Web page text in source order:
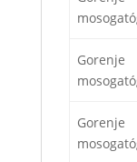
Gorenje
Gorenje